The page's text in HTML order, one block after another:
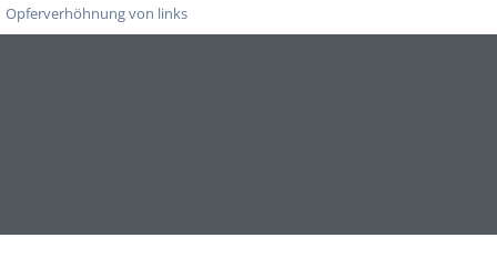
Opferverhöhnung von links